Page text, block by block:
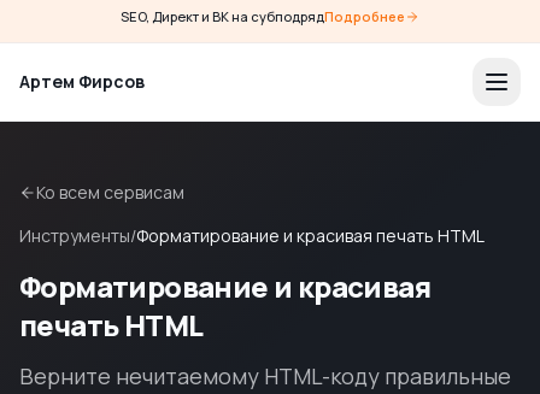
SEO, Директ и ВК на субподрядПодробнее
Артем Фирсов
Ко всем сервисам
Инструменты/Форматирование и красивая печать HTML
Форматирование и красивая
печать HTML
Верните нечитаемому HTML-коду правильные